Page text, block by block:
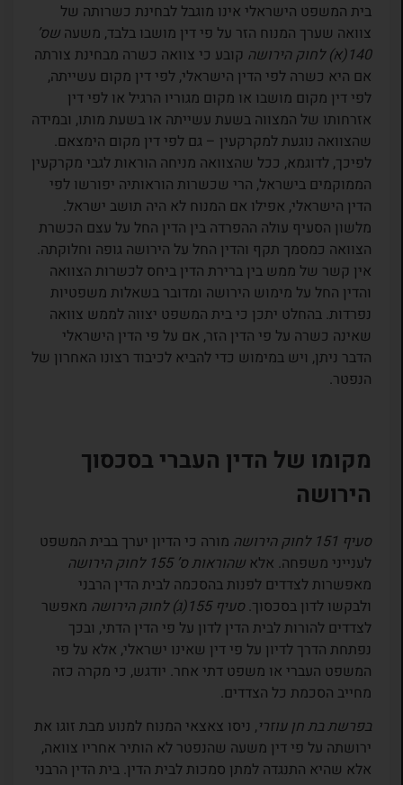
בית המשפט הישראלי אינו מוגבל לבחינת כשרותה של
צוואה שערך המנוח הזר על פי דין מושבו בלבד, משעה שס’
140(א) לחוק הירושה
קובע כי צוואה כשרה מבחינת צורתה
אם היא כשרה לפי הדין הישראלי, לפי דין מקום עשייתה,
לפי דין מקום מושבו או מקום מגוריו הרגיל או לפי דין
אזרחותו של המצווה בשעת עשייתה או בשעת מותו, ובמידה
שהצוואה נוגעת למקרקעין – גם לפי דין מקום הימצאם.
לפיכך, לדוגמא, ככל שהצוואה מניחה הוראות לגבי מקרקעין
הממוקמים בישראל, הרי שכשרות הוראותיה יפורשו לפי
הדין הישראלי, אפילו אם המנוח לא היה תושב ישראל.
מלשון הסעיף עולה ההפרדה בין הדין החל על עצם הכשרת
הצוואה כמסמך תקף והדין החל על הירושה גופה וחלוקתה.
אין קשר של ממש בין ברירת הדין ביחס לכשרות הצוואה
והדין החל על מימוש הירושה ומדובר בשאלות משפטיות
נפרדות. בהחלט יתכן כי בית המשפט יצווה לממש צוואה
שאינה כשרה על פי הדין הזר, אם על פי הדין הישראלי
הדבר ניתן, ויש במימוש כדי להביא לכיבוד רצונו האחרון של
הנפטר.
מקומו של הדין העברי בסכסוך
הירושה
סעיף 151 לחוק הירושה
מורה כי הדיון יערך בבית המשפט
לענייני משפחה. אלא שהוראות ס’ 155 לחוק הירושה
מאפשרות לצדדים לפנות בהסכמה לבית הדין הרבני
ולבקשו לדון בסכסוך. סעיף 155(ג) לחוק הירושה
מאפשר
לצדדים להורות לבית הדין לדון על פי הדין הדתי, ובכך
נפתחת הדרך לדיון על פי דין שאינו ישראלי, אלא על פי
המשפט העברי או משפט דתי אחר. יודגש, כי מקרה כזה
מחייב הסכמת כל הצדדים.
בפרשת בת חן עוזרי, ניסו צאצאי המנוח למנוע מבת זוגו את
ירושתה על פי דין משעה שהנפטר לא הותיר אחריו צוואה,
אלא שהיא התנגדה למתן סמכות לבית הדין. בית הדין הרבני